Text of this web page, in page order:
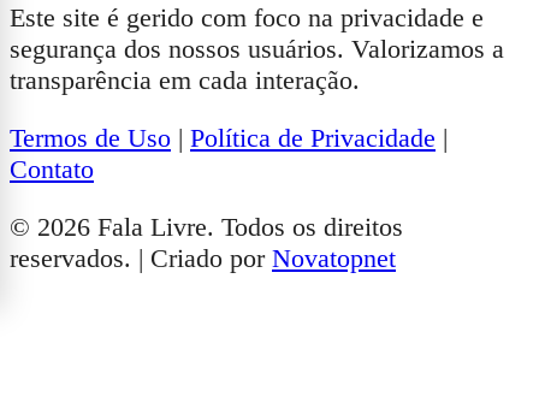
Este site é gerido com foco na privacidade e
segurança dos nossos usuários. Valorizamos a
transparência em cada interação.
Termos de Uso | Política de Privacidade |
Contato
© 2026 Fala Livre. Todos os direitos
reservados. | Criado por Novatopnet